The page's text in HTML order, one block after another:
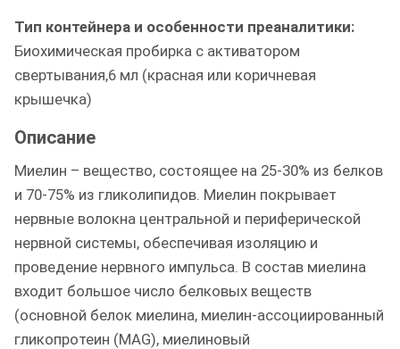
Тип контейнера и особенности преаналитики:
Биохимическая пробирка с активатором
свертывания,6 мл (красная или коричневая
крышечка)
Описание
Миелин – вещество, состоящее на 25-30% из белков
и 70-75% из гликолипидов. Миелин покрывает
нервные волокна центральной и периферической
нервной системы, обеспечивая изоляцию и
проведение нервного импульса. В состав миелина
входит большое число белковых веществ
(основной белок миелина, миелин-ассоциированный
гликопротеин (MAG), миелиновый